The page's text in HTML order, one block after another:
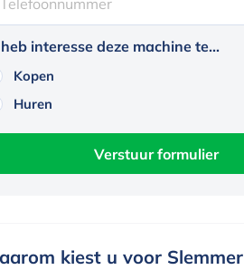
interesse deze machine te...
Kopen
Huren
kiest u voor Slemmer